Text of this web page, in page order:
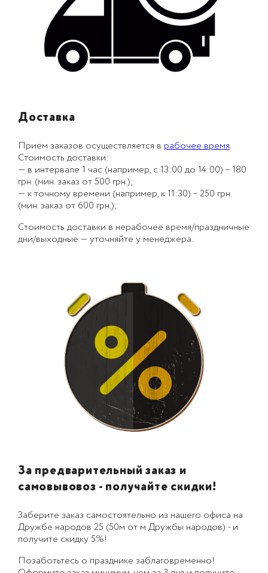
Доставка
Приём заказов осуществляется в рабочее время.
Стоимость доставки:
— в интервале 1 час (например, с 13:00 до 14:00) – 180
грн. (мин. заказ от 500 грн.);
— к точному времени (например, к 11:30) – 250 грн.
(мин. заказ от 600 грн.);
Стоимость доставки в нерабочее время/праздничные
дни/выходные — уточняйте у менеджера.
За предварительный заказ и
самовывовоз - получайте скидки!
Заберите заказ самостоятельно из нашего офиса на
Дружбе народов 25 (50м от м.Дружбы народов) - и
получите скидку 5%!
Позаботьтесь о празднике заблаговременно!